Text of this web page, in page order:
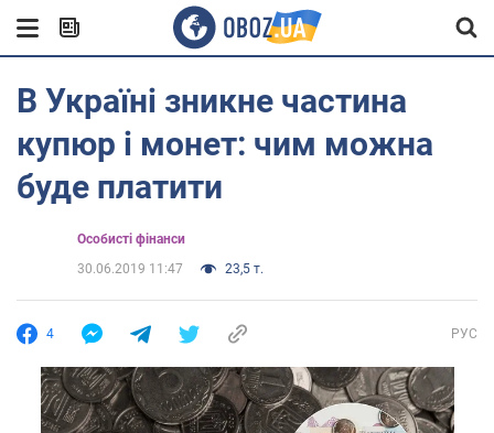
В Україні зникне частина
купюр і монет: чим можна
буде платити
Особисті фінанси
30.06.2019 11:47
23,5 т.
4 РУС